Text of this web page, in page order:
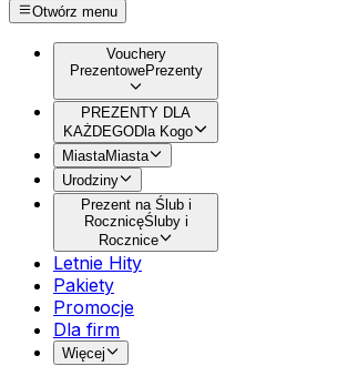
Otwórz menu
Vouchery
PrezentowePrezenty
PREZENTY DLA
KAŻDEGODla Kogo
MiastaMiasta
Urodziny
Prezent na Ślub i
RocznicęŚluby i
Rocznice
Letnie Hity
Pakiety
Promocje
Dla firm
Więcej